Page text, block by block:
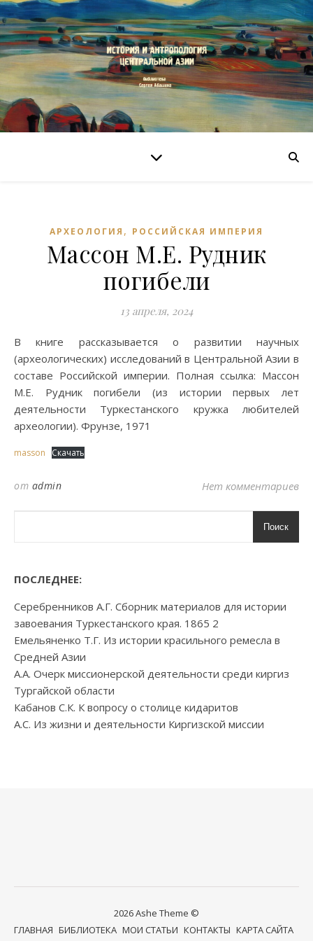
АРХЕОЛОГИЯ , РОССИЙСКАЯ ИМПЕРИЯ
Массон М.Е. Рудник
погибели
13 апреля, 2024
В книге рассказывается о развитии научных
(археологических) исследований в Центральной Азии в
составе Российской империи. Полная ссылка: Массон
М.Е. Рудник погибели (из истории первых лет
деятельности Туркестанского кружка любителей
археологии). Фрунзе, 1971
masson Скачать
от admin Нет комментариев
Поиск
ПОСЛЕДНЕЕ:
Серебренников А.Г. Сборник материалов для истории
завоевания Туркестанского края. 1865 2
Емельяненко Т.Г. Из истории красильного ремесла в
Средней Азии
А.А. Очерк миссионерской деятельности среди киргиз
Тургайской области
Кабанов С.К. К вопросу о столице кидаритов
А.С. Из жизни и деятельности Киргизской миссии
2026 Ashe Theme ©
ГЛАВНАЯ БИБЛИОТЕКА МОИ СТАТЬИ КОНТАКТЫ КАРТА САЙТА